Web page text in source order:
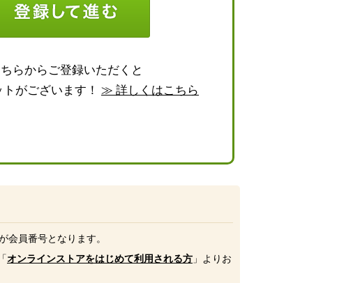
らからご登録いただくと
がございます！ ≫ 詳しくはこちら
会員番号となります。
オンラインストアをはじめて利用される方 」よりお